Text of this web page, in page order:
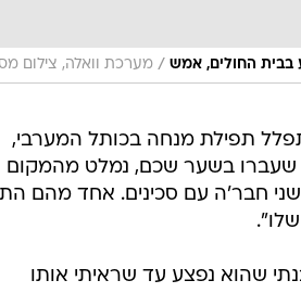
בבית החולים, אמש / מערכת וואלה, צילום
תפילת מנחה בכותל המערבי,
שעברו בשער שכם, נמלט מהמקום
שני חבר'ה עם סכינים. אחד מהם
שהוא נפצע עד שראיתי אותו